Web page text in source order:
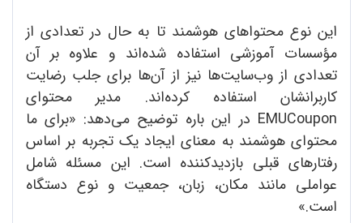
این نوع محتواهای هوشمند تا به حال در تعدادی از
مؤسسات آموزشی استفاده شده‌‌اند و علاوه بر آن
تعدادی از وب‌سایت‌ها نیز از آن‌ها برای جلب رضایت
کاربرانشان استفاده کرده‌اند. مدیر محتوای
EMUCoupon در این باره توضیح می‌دهد: «برای ما
محتوای هوشمند به معنای ایجاد یک تجربه بر اساس
رفتارهای قبلی بازدیدکننده است. این مسئله شامل
عواملی مانند مکان، زبان، جمعیت و نوع دستگاه
است.»